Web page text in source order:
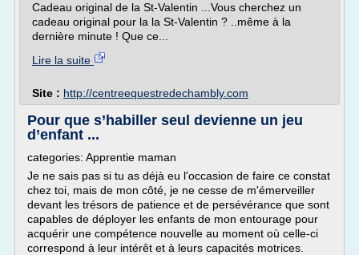
Cadeau original de la St-Valentin ...Vous cherchez un
cadeau original pour la la St-Valentin ? ..même à la
dernière minute ! Que ce...
Lire la suite
Site : http://centreequestredechambly.com
Pour que s’habiller seul devienne un jeu
d’enfant ...
categories: Apprentie maman
Je ne sais pas si tu as déjà eu l'occasion de faire ce constat
chez toi, mais de mon côté, je ne cesse de m'émerveiller
devant les trésors de patience et de persévérance que sont
capables de déployer les enfants de mon entourage pour
acquérir une compétence nouvelle au moment où celle-ci
correspond à leur intérêt et à leurs capacités motrices.